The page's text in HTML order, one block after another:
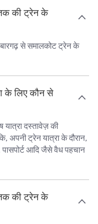
की ट्रेन के
से समालकोट ट्रेन के
के लिए कौन से
दस्तावेज़ की
अपनी ट्रेन यात्रा के दौरान,
आदि जैसे वैध पहचान
की ट्रेन के